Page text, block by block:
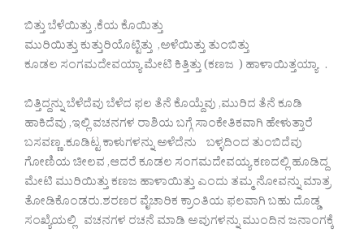
ಬಿತ್ತು ಬೆಳೆಯಿತ್ತು ,ಕೆಯ ಕೊಯಿತ್ತು
ಮುರಿಯಿತ್ತು ಕುತ್ತುರಿಯೊಟ್ಟಿತ್ತು ,ಅಳೆಯಿತ್ತು ತುಂಬಿತ್ತು
ಕೂಡಲ ಸಂಗಮದೇವಯ್ಯಾ ಮೇಟಿ ಕಿತ್ತಿತ್ತು (ಕಣಜ ) ಹಾಳಾಯಿತ್ತಯ್ಯಾ .
ಬಿತ್ತಿದ್ದನ್ನು ಬೆಳೆದೆವು ಬೆಳೆದ ಫಲ ತೆನೆ ಕೊಯ್ದೆವು ,ಮುರಿದ ತೆನೆ ಕೂಡಿ
ಹಾಕಿದೆವು ,ಇಲ್ಲಿ ವಚನಗಳ ರಾಶಿಯ ಬಗ್ಗೆ ಸಾಂಕೇತಿಕವಾಗಿ ಹೇಳುತ್ತಾರೆ
ಬಸವಣ್ಣ .ಕೂಡಿಟ್ಟ ಕಾಳುಗಳನ್ನು ಅಳೆದೆನು ಬಳ್ಳದಿಂದ ತುಂಬಿದೆವು
ಗೋಣಿಯ ಚೀಲವ ,ಆದರೆ ಕೂಡಲ ಸಂಗಮದೇವಯ್ಯ ಕಣದಲ್ಲಿ ಹೂಡಿದ್ದ
ಮೇಟಿ ಮುರಿಯಿತ್ತು ಕಣಜ ಹಾಳಾಯಿತ್ತು ಎಂದು ತಮ್ಮ ನೋವನ್ನು ಮಾತ್ರ
ತೋಡಿಕೊಂಡರು.ಶರಣರ ವೈಚಾರಿಕ ಕ್ರಾಂತಿಯ ಫಲವಾಗಿ ಬಹು ದೊಡ್ಡ
ಸಂಖ್ಯೆಯಲ್ಲಿ ವಚನಗಳ ರಚನೆ ಮಾಡಿ ಅವುಗಳನ್ನು ಮುಂದಿನ ಜನಾಂಗಕ್ಕೆ